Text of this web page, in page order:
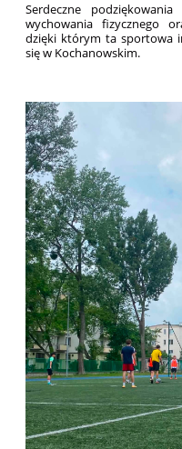
Serdeczne
wychowania fizycznego
dzięki którym ta sportowa
się w Kochanowskim.